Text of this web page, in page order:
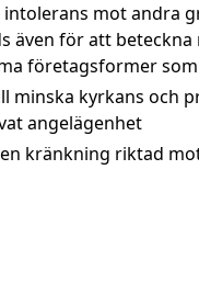
mot andra
även för att
företagsformer
minska kyrkans och
angelägenhet
kränkning riktad